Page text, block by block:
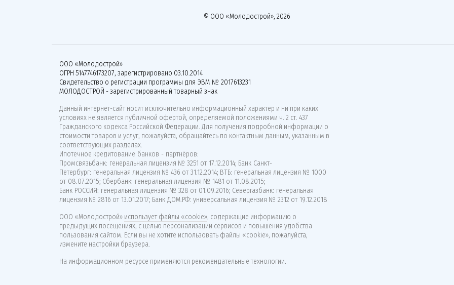
© ООО «Молодострой», 2026
ООО «Молодострой»
ОГРН 5147746173207, зарегистрировано 03.10.2014
Свидетельство о регистрации программы для ЭВМ № 2017613231
МОЛОДОСТРОЙ - зарегистрированный товарный знак
Данный интернет-сайт носит исключительно информационный характер и ни при каких
условиях не является публичной офертой, определяемой положениями ч. 2 ст. 437
Гражданского кодекса Российской Федерации. Для получения подробной информации о
стоимости товаров и услуг, пожалуйста, обращайтесь по контактным данным, указанным в
соответствующих разделах.
Ипотечное кредитование банков - партнёров:
Промсвязьбанк: генеральная лицензия № 3251 от 17.12.2014; Банк Санкт-
Петербург: генеральная лицензия № 436 от 31.12.2014; ВТБ: генеральная лицензия № 1000
от 08.07.2015; Сбербанк: генеральная лицензия № 1481 от 11.08.2015;
Банк РОССИЯ: генеральная лицензия № 328 от 01.09.2016; Севергазбанк: генеральная
лицензия № 2816 от 13.01.2017; Банк ДОМ.РФ: универсальная лицензия № 2312 от 19.12.2018
ООО «Молодострой» использует файлы «cookie», содержащие информацию о
предыдущих посещениях, с целью персонализации сервисов и повышения удобства
пользования сайтом. Если вы не хотите использовать файлы «cookie», пожалуйста,
измените настройки браузера.
На информационном ресурсе применяются рекомендательные технологии.